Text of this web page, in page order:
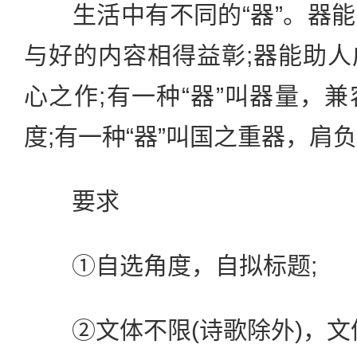
生活中有不同的“器”。器能
与好的内容相得益彰;器能助
心之作;有一种“器”叫器量，
度;有一种“器”叫国之重器，
要求
①自选角度，自拟标题;
②文体不限(诗歌除外)，文